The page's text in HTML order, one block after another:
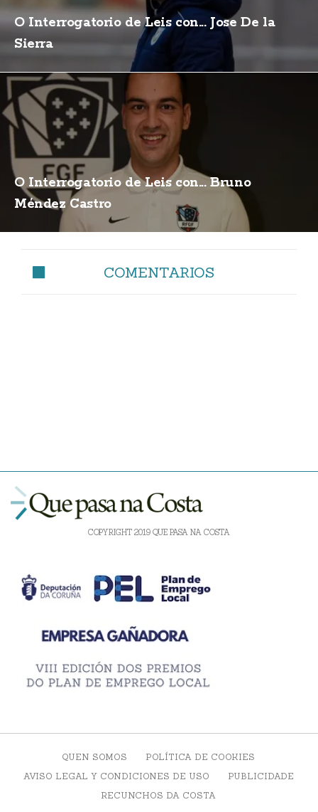
O Interrogatorio de Leis con... Jose De la
Sierra
O Interrogatorio de Leis con... Bruno
Méndez Castro
COMENTARIOS
COPYRIGHT 2019 QUE PASA NA COSTA
QUEN SOMOS
POLÍTICA DE COOKIES
AVISO LEGAL Y CONDICIONES DE USO
PUBLICIDADE
RECUNCHOS DA COSTA